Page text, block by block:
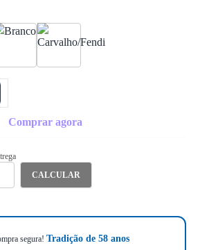
Comprar agora
CALCULAR
segura! Tradição de 58 anos